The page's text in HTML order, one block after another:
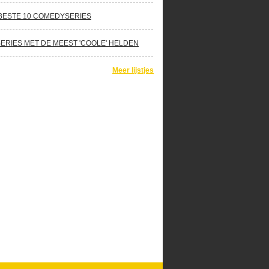
10 COMEDYSERIES
MET DE MEEST 'COOLE' HELDEN
Meer lijstjes